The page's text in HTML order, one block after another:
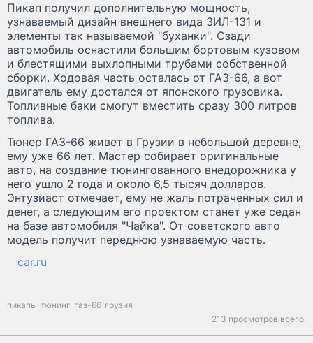
Пикап получил дополнительную мощность,
узнаваемый дизайн внешнего вида ЗИЛ-131 и
элементы так называемой "буханки". Сзади
автомобиль оснастили большим бортовым кузовом
и блестящими выхлопными трубами собственной
сборки. Ходовая часть осталась от ГАЗ-66, а вот
двигатель ему достался от японского грузовика.
Топливные баки смогут вместить сразу 300 литров
топлива.
Тюнер ГАЗ-66 живет в Грузии в небольшой деревне,
ему уже 66 лет. Мастер собирает оригинальные
авто, на создание тюнингованного внедорожника у
него ушло 2 года и около 6,5 тысяч долларов.
Энтузиаст отмечает, ему не жаль потраченных сил и
денег, а следующим его проектом станет уже седан
на базе автомобиля "Чайка". От советского авто
модель получит переднюю узнаваемую часть.
car.ru
пикапы тюнинг газ-66 грузия
213 просмотров всего.